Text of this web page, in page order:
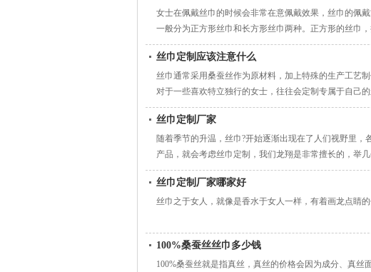
女士在佩戴丝巾的时候会非常在意佩戴效果，丝巾的佩
一般分为正方形丝巾和长方形丝巾两种。正方形的丝巾
丝巾定制应该注意什么
丝巾通常采用桑蚕丝作为原材料，加上特殊的生产工艺
对于一些喜欢特立独行的女士，往往会定制专属于自己
丝巾定制厂家
随着季节的升温，丝巾?开始逐渐出现在了人们视野里
产品，就会考虑丝巾定制，我们龙翔是非常擅长的，举几
丝巾定制厂家哪家好
丝巾之于女人，就像是香水于女人一样，有着画龙点睛
100%桑蚕丝丝巾多少钱
100%桑蚕丝就是指真丝，真丝的价格会因为成分、真